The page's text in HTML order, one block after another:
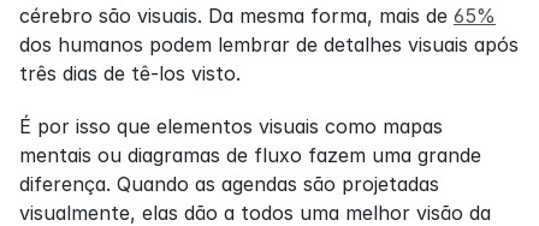
cérebro são visuais. Da mesma forma, mais de 65%
dos humanos podem lembrar de detalhes visuais após
três dias de tê-los visto.
É por isso que elementos visuais como mapas
mentais ou diagramas de fluxo fazem uma grande
diferença. Quando as agendas são projetadas
visualmente, elas dão a todos uma melhor visão da